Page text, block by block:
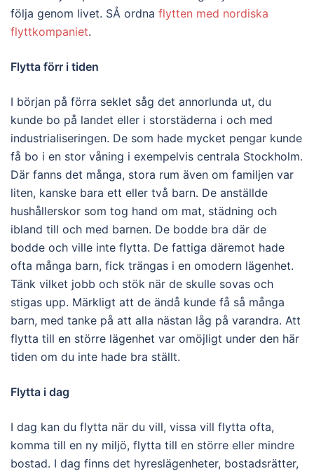
följa genom livet. SÅ ordna flytten med nordiska
flyttkompaniet.
Flytta förr i tiden
I början på förra seklet såg det annorlunda ut, du
kunde bo på landet eller i storstäderna i och med
industrialiseringen. De som hade mycket pengar kunde
få bo i en stor våning i exempelvis centrala Stockholm.
Där fanns det många, stora rum även om familjen var
liten, kanske bara ett eller två barn. De anställde
hushållerskor som tog hand om mat, städning och
ibland till och med barnen. De bodde bra där de
bodde och ville inte flytta. De fattiga däremot hade
ofta många barn, fick trängas i en omodern lägenhet.
Tänk vilket jobb och stök när de skulle sovas och
stigas upp. Märkligt att de ändå kunde få så många
barn, med tanke på att alla nästan låg på varandra. Att
flytta till en större lägenhet var omöjligt under den här
tiden om du inte hade bra ställt.
Flytta i dag
I dag kan du flytta när du vill, vissa vill flytta ofta,
komma till en ny miljö, flytta till en större eller mindre
bostad. I dag finns det hyreslägenheter, bostadsrätter,